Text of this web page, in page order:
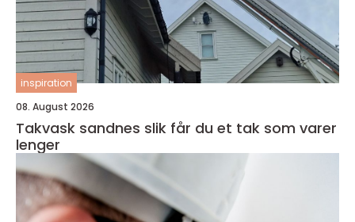
inspiration
08. August 2026
Takvask sandnes slik får du et tak som varer
lenger